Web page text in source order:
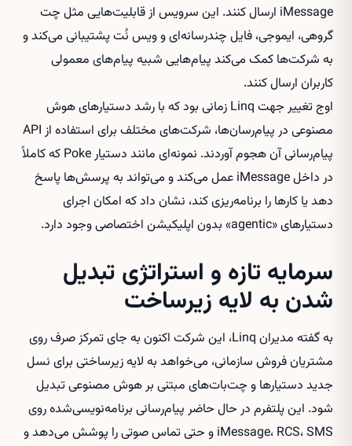
iMessage ارسال کنند. این سرویس از قابلیت‌هایی مثل چت
گروهی، ایموجی، فایل چندرسانه‌ای و ویس نُت پشتیبانی می‌کند و
به شرکت‌ها کمک می‌کند پیام‌هایی شبیه پیام‌های معمولی
کاربران ارسال کنند.
اوج تغییر جهت Linq زمانی بود که با رشد دستیارهای هوش
مصنوعی در پیام‌رسان‌ها، شرکت‌های مختلف برای استفاده از API
پیام‌رسانی آن هجوم آوردند. نمونه‌ای مانند دستیار Poke که کاملاً
در داخل iMessage عمل می‌کند و می‌تواند به پرسش‌ها پاسخ
دهد یا کارها را برنامه‌ریزی کند، نشان داد که امکان اجرای
دستیارهای «agentic» بدون اپلیکیشن اختصاصی وجود دارد.
سرمایه تازه و استراتژی تبدیل
شدن به لایه زیرساخت
به گفته مدیران Linq، این شرکت اکنون به جای تمرکز صرف روی
مشتریان فروش سازمانی، می‌خواهد به لایه زیرساختی برای نسل
جدید دستیارها و چت‌بات‌های مبتنی بر هوش مصنوعی تبدیل
شود. این پلتفرم در حال حاضر پیام‌رسانی برنامه‌نویسی‌شده روی
iMessage، RCS، SMS و حتی تماس صوتی را پوشش می‌دهد و